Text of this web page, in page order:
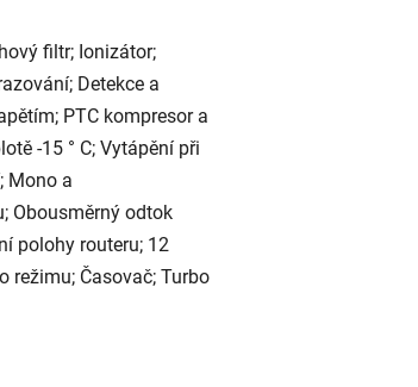
filtr; Ionizátor;
Detekce a
PTC kompresor a
-15 ° C; Vytápění při
Mono a
Obousměrný odtok
polohy routeru; 12
režimu; Časovač; Turbo